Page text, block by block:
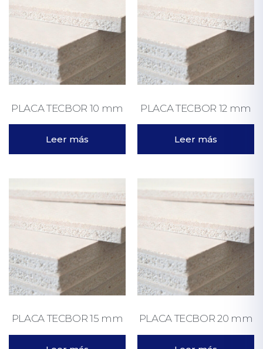
PLACA TECBOR 10 mm
Leer más
PLACA TECBOR 12 mm
Leer más
PLACA TECBOR 15 mm PLACA TECBOR 20 mm